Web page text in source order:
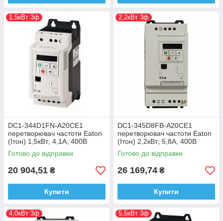
1,5кВт 3ф
DC1-344D1FN-A20CE1
перетворювач частоти Eaton
(Ітон) 1,5кВт; 4,1А; 400В
Готово до відправки
20 904,51 ₴
Купити
2,2кВт 3ф
DC1-345D8FB-A20CE1
перетворювач частоти Eaton
(Ітон) 2,2кВт; 5,8А; 400В
Готово до відправки
26 169,74 ₴
Купити
4,0кВт 3ф 5,5кВт 3ф